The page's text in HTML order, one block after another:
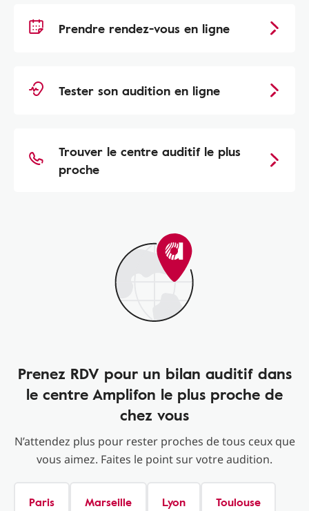
Prendre rendez-vous en ligne
Tester son audition en ligne
Trouver le centre auditif le plus
proche
Prenez RDV pour un bilan auditif dans
le centre Amplifon le plus proche de
chez vous
N’attendez plus pour rester proches de tous ceux que
vous aimez. Faites le point sur votre audition.
Paris Marseille Lyon Toulouse